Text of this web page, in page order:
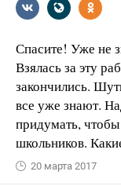
Спасите! Уже не
Взялась за эту
закончились.
все уже знают.
придумать,
школьников.
20 марта 2017